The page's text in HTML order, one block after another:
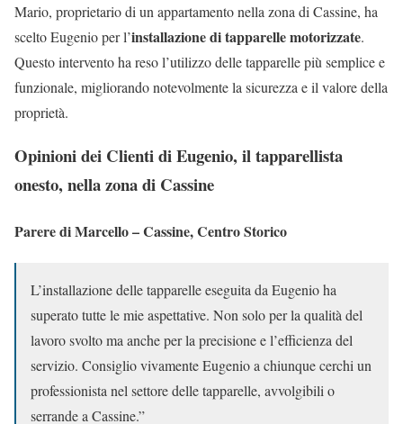
Mario, proprietario di un appartamento nella zona di Cassine, ha
scelto Eugenio per l’installazione di tapparelle motorizzate.
Questo intervento ha reso l’utilizzo delle tapparelle più semplice e
funzionale, migliorando notevolmente la sicurezza e il valore della
proprietà.
Opinioni dei Clienti di Eugenio, il tapparellista
onesto, nella zona di Cassine
Parere di Marcello – Cassine, Centro Storico
L’installazione delle tapparelle eseguita da Eugenio ha
superato tutte le mie aspettative. Non solo per la qualità del
lavoro svolto ma anche per la precisione e l’efficienza del
servizio. Consiglio vivamente Eugenio a chiunque cerchi un
professionista nel settore delle tapparelle, avvolgibili o
serrande a Cassine.”